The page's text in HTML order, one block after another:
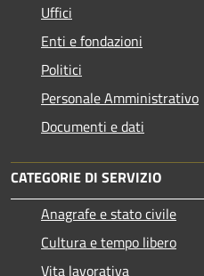
Uffici
Enti e fondazioni
Politici
Personale Amministrativo
Documenti e dati
CATEGORIE DI SERVIZIO
Anagrafe e stato civile
Cultura e tempo libero
Vita lavorativa